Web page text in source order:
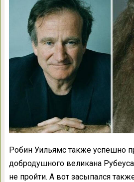
Робин Уильямс также успешно
добродушного великана
не пройти. А вот засыпался